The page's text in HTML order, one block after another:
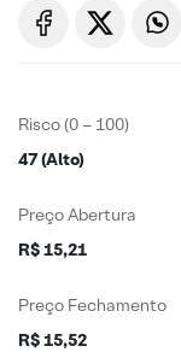
Risco (0 – 100)
47 (Alto)
Preço Abertura
R$ 15,21
Preço Fechamento
R$ 15,52